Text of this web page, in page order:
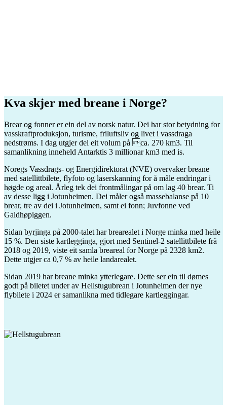
Kva skjer med breane i Norge?
Brear og fonner er ein del av norsk natur. Dei har stor betydning for
vasskraftproduksjon, turisme, friluftsliv og livet i vassdraga
nedstrøms. I dag utgjer dei eit volum på ca. 270 km3. Til
samanlikning inneheld Antarktis 3 millionar km3 med is.
Noregs Vassdrags- og Energidirektorat (NVE) overvaker breane
med satellittbilete, flyfoto og laserskanning for å måle endringar i
høgde og areal. Årleg tek dei frontmålingar på om lag 40 brear. Ti
av desse ligg i Jotunheimen. Dei måler også massebalanse på 10
brear, tre av dei i Jotunheimen, samt ei fonn; Juvfonne ved
Galdhøpiggen.
Sidan byrjinga på 2000-talet har brearealet i Norge minka med heile
15 %. Den siste kartlegginga, gjort med Sentinel-2 satellittbilete frå
2018 og 2019, viste eit samla breareal for Norge på 2328 km2.
Dette utgjer ca 0,7 % av heile landarealet.
Sidan 2019 har breane minka ytterlegare. Dette ser ein til dømes
godt på biletet under av Hellstugubrean i Jotunheimen der nye
flybilete i 2024 er samanlikna med tidlegare kartleggingar.